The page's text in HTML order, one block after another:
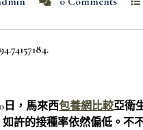
日，馬來西包養網比較亞衛
許的接種率依然偏低。不